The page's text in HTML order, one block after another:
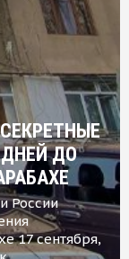
ДО
России
17 сентября,